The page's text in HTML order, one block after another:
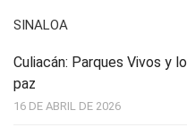
SINALOA
Culiacán: Parques Vivos y
paz
16 DE ABRIL DE 2026